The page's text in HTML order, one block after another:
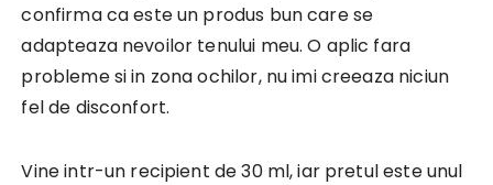
confirma ca este un produs bun care se
adapteaza nevoilor tenului meu. O aplic fara
probleme si in zona ochilor, nu imi creeaza niciun
fel de disconfort.
Vine intr-un recipient de 30 ml, iar pretul este unul